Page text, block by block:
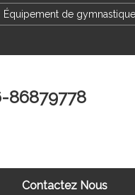
Français
86879778
Contactez Nous